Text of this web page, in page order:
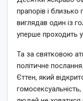
прапорів і близько
виглядав один із
уперше проходить
Та за святковою
політичне
Єттен, який